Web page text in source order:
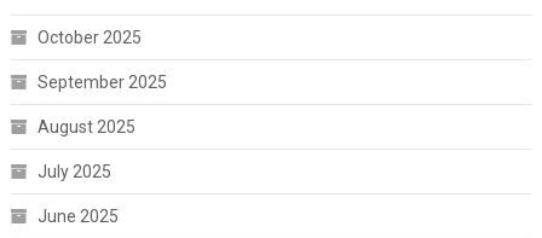
October 2025
September 2025
August 2025
July 2025
June 2025